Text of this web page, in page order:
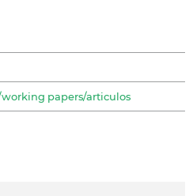
papers/articulos